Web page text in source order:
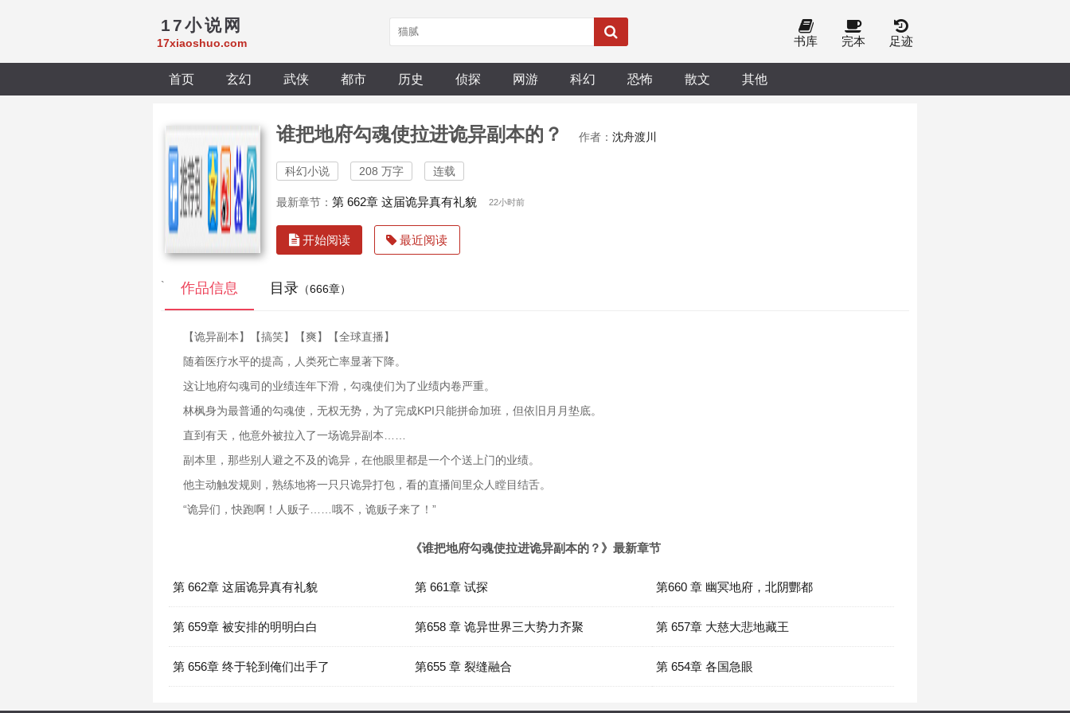
17小说网
17xiaoshuo.com 书库 完本 足迹
首页 玄幻 武侠 都市 历史 侦探 网游 科幻 恐怖 散文 其他
谁把地府勾魂使拉进诡异副本的？ 作者： 沈舟渡川
科幻小说 208 万字 连载
最新章节： 第 662章 这届诡异真有礼貌 22小时前
开始阅读 最近阅读
` 作品信息 目录 （666章）
【诡异副本】【搞笑】【爽】【全球直播】
随着医疗水平的提高，人类死亡率显著下降。
这让地府勾魂司的业绩连年下滑，勾魂使们为了业绩内卷严重。
林枫身为最普通的勾魂使，无权无势，为了完成KPI只能拼命加班，但依旧月月垫底。
直到有天，他意外被拉入了一场诡异副本……
副本里，那些别人避之不及的诡异，在他眼里都是一个个送上门的业绩。
他主动触发规则，熟练地将一只只诡异打包，看的直播间里众人瞠目结舌。
“诡异们，快跑啊！人贩子……哦不，诡贩子来了！”
《谁把地府勾魂使拉进诡异副本的？》最新章节
第 662章 这届诡异真有礼貌 第 661章 试探 第660 章 幽冥地府，北阴酆都
第 659章 被安排的明明白白 第658 章 诡异世界三大势力齐聚 第 657章 大慈大悲地藏王
第 656章 终于轮到俺们出手了 第655 章 裂缝融合 第 654章 各国急眼